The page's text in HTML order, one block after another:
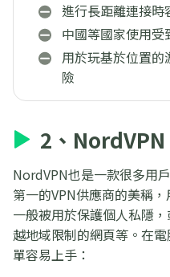
進行長距離連接時
中國等國家使用
用於玩基於位置
險
2、NordVPN
NordVPN也是一款很多用
第一的VPN供應商的美稱
一般被用於保護個人私隱
越地域限制的網頁等。在
單容易上手：